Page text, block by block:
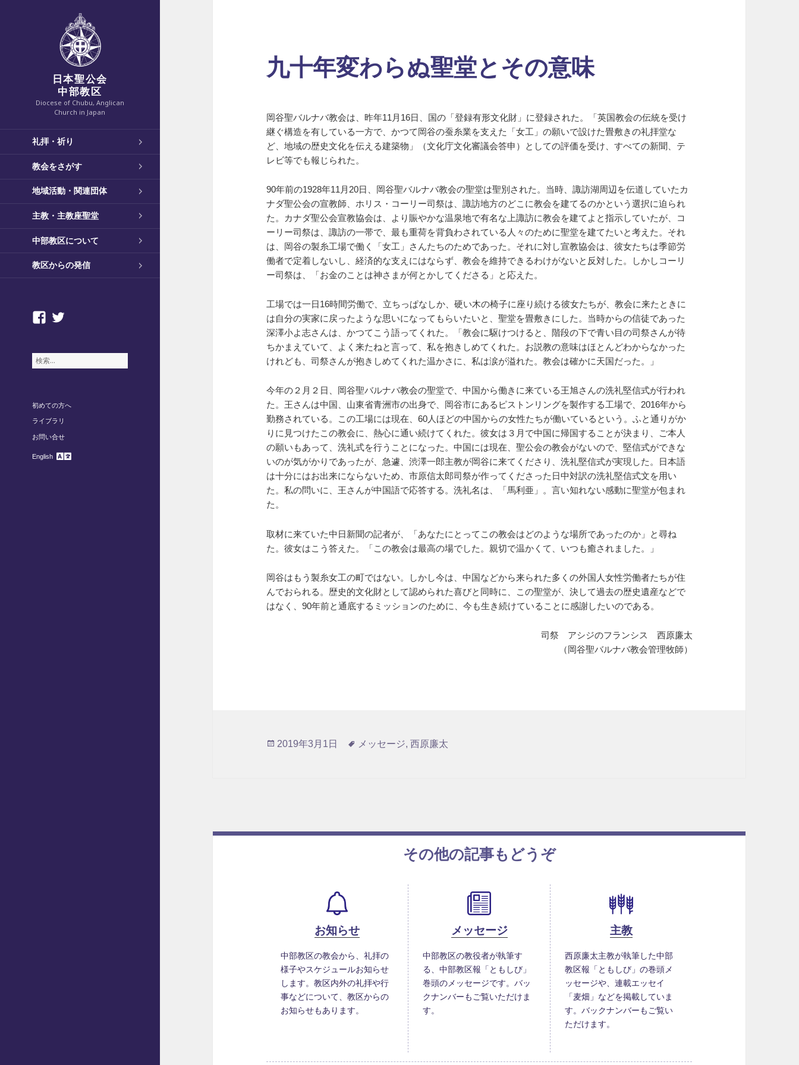
日本聖公会
中部教区
Diocese of Chubu, Anglican
Church in Japan
礼拝・祈り
教会をさがす
地域活動・関連団体
主教・主教座聖堂
中部教区について
教区からの発信
facebook
twitter
検
初めての方へ
ライブラリ
お問い合せ
English
九十年変わらぬ聖堂とその意味
岡谷聖バルナバ教会は、昨年11月16日、国の「登録有形文化財」に登録された。「英国教会の伝統を受け
継ぐ構造を有している一方で、かつて岡谷の蚕糸業を支えた「女工」の願いで設けた畳敷きの礼拝堂な
ど、地域の歴史文化を伝える建築物」（文化庁文化審議会答申）としての評価を受け、すべての新聞、テ
レビ等でも報じられた。
90年前の1928年11月20日、岡谷聖バルナバ教会の聖堂は聖別された。当時、諏訪湖周辺を伝道していたカ
ナダ聖公会の宣教師、ホリス・コーリー司祭は、諏訪地方のどこに教会を建てるのかという選択に迫られ
た。カナダ聖公会宣教協会は、より賑やかな温泉地で有名な上諏訪に教会を建てよと指示していたが、コ
ーリー司祭は、諏訪の一帯で、最も重荷を背負わされている人々のために聖堂を建てたいと考えた。それ
は、岡谷の製糸工場で働く「女工」さんたちのためであった。それに対し宣教協会は、彼女たちは季節労
働者で定着しないし、経済的な支えにはならず、教会を維持できるわけがないと反対した。しかしコーリ
ー司祭は、「お金のことは神さまが何とかしてくださる」と応えた。
工場では一日16時間労働で、立ちっぱなしか、硬い木の椅子に座り続ける彼女たちが、教会に来たときに
は自分の実家に戻ったような思いになってもらいたいと、聖堂を畳敷きにした。当時からの信徒であった
深澤小よ志さんは、かつてこう語ってくれた。「教会に駆けつけると、階段の下で青い目の司祭さんが待
ちかまえていて、よく来たねと言って、私を抱きしめてくれた。お説教の意味はほとんどわからなかった
けれども、司祭さんが抱きしめてくれた温かさに、私は涙が溢れた。教会は確かに天国だった。」
今年の２月２日、岡谷聖バルナバ教会の聖堂で、中国から働きに来ている王旭さんの洗礼堅信式が行われ
た。王さんは中国、山東省青洲市の出身で、岡谷市にあるピストンリングを製作する工場で、2016年から
勤務されている。この工場には現在、60人ほどの中国からの女性たちが働いているという。ふと通りがか
りに見つけたこの教会に、熱心に通い続けてくれた。彼女は３月で中国に帰国することが決まり、ご本人
の願いもあって、洗礼式を行うことになった。中国には現在、聖公会の教会がないので、堅信式ができな
いのが気がかりであったが、急遽、渋澤一郎主教が岡谷に来てくださり、洗礼堅信式が実現した。日本語
は十分にはお出来にならないため、市原信太郎司祭が作ってくださった日中対訳の洗礼堅信式文を用い
た。私の問いに、王さんが中国語で応答する。洗礼名は、「馬利亜」。言い知れない感動に聖堂が包まれ
た。
取材に来ていた中日新聞の記者が、「あなたにとってこの教会はどのような場所であったのか」と尋ね
た。彼女はこう答えた。「この教会は最高の場でした。親切で温かくて、いつも癒されました。」
岡谷はもう製糸女工の町ではない。しかし今は、中国などから来られた多くの外国人女性労働者たちが住
んでおられる。歴史的文化財として認められた喜びと同時に、この聖堂が、決して過去の歴史遺産などで
はなく、90年前と通底するミッションのために、今も生き続けていることに感謝したいのである。
司祭 アシジのフランシス 西原廉太
（岡谷聖バルナバ教会管理牧師）
投
2019年3月1日
タ
メッセージ, 西原廉太
その他の記事もどうぞ
お知らせ
中部教区の教会から、礼拝の
様子やスケジュールお知らせ
します。教区内外の礼拝や行
事などについて、教区からの
お知らせもあります。
メッセージ
中部教区の教役者が執筆す
る、中部教区報「ともしび」
巻頭のメッセージです。バッ
クナンバーもご覧いただけま
す。
主教
西原廉太主教が執筆した中部
教区報「ともしび」の巻頭メ
ッセージや、連載エッセイ
「麦畑」などを掲載していま
す。バックナンバーもご覧い
ただけます。